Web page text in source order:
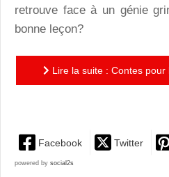
retrouve face à un génie
bonne leçon?
Lire la suite : Contes
Facebook Twitter
powered by social2s